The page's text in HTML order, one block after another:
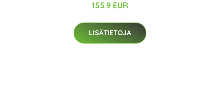
155.9 EUR
LISÄTIETOJA